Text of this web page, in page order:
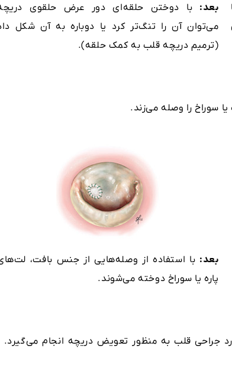
بعد: با دوختن حلقه‌ای دور عرض حلقوی
می‌توان آن را تنگ‌تر کرد یا دوباره به آن شکل
(ترمیم دریچه قلب به کمک حلقه).
سوراخ را وصله می‌زند.
بعد: با استفاده از وصله‌هایی از جنس بافت،
پاره یا سوراخ دوخته می‌شوند.
جراحی قلب به منظور تعویض دریچه انجام می‌گیرد.